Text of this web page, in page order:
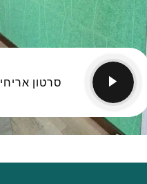
סרטון אריחי DECO